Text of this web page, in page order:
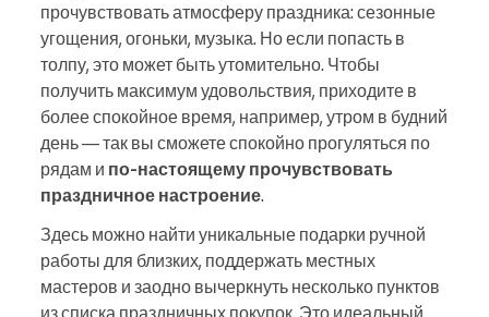
прочувствовать атмосферу праздника: сезонные
угощения, огоньки, музыка. Но если попасть в
толпу, это может быть утомительно. Чтобы
получить максимум удовольствия, приходите в
более спокойное время, например, утром в будний
день — так вы сможете спокойно прогуляться по
рядам и по‑настоящему прочувствовать
праздничное настроение.
Здесь можно найти уникальные подарки ручной
работы для близких, поддержать местных
мастеров и заодно вычеркнуть несколько пунктов